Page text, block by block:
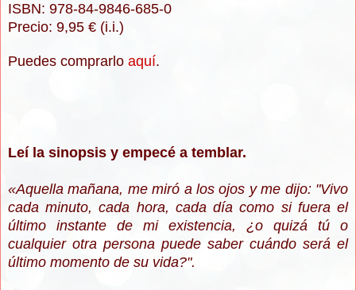
ISBN: 978-84-9846-685-0
Precio: 9,95 € (i.i.)
Puedes comprarlo aquí.
Leí la sinopsis y empecé a temblar.
«Aquella mañana, me miró a los ojos y me dijo: "Vivo
cada minuto, cada hora, cada día como si fuera el
último instante de mi existencia, ¿o quizá tú o
cualquier otra persona puede saber cuándo será el
último momento de su vida?".